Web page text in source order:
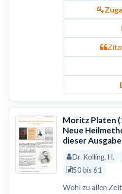
Moritz Platen
Neue
dieser Ausgabe
Dr. Kolling, H.
50 bis 61
Wohl zu allen